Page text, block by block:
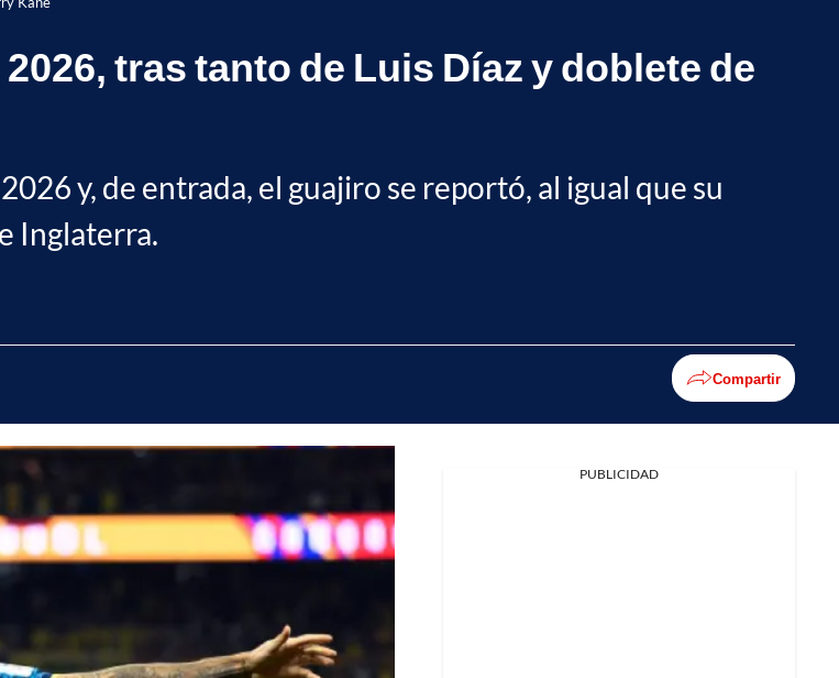
tras tanto de Luis Díaz y doblete de
y, de entrada, el guajiro se reportó, al igual que su
Inglaterra.
Compartir
PUBLICIDAD